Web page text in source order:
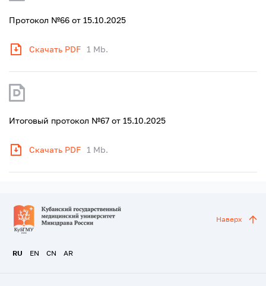
Протокол №66 от 15.10.2025
Скачать PDF 1 Mb.
Итоговый протокол №67 от 15.10.2025
Скачать PDF 1 Mb.
RU EN CN AR
Наверх